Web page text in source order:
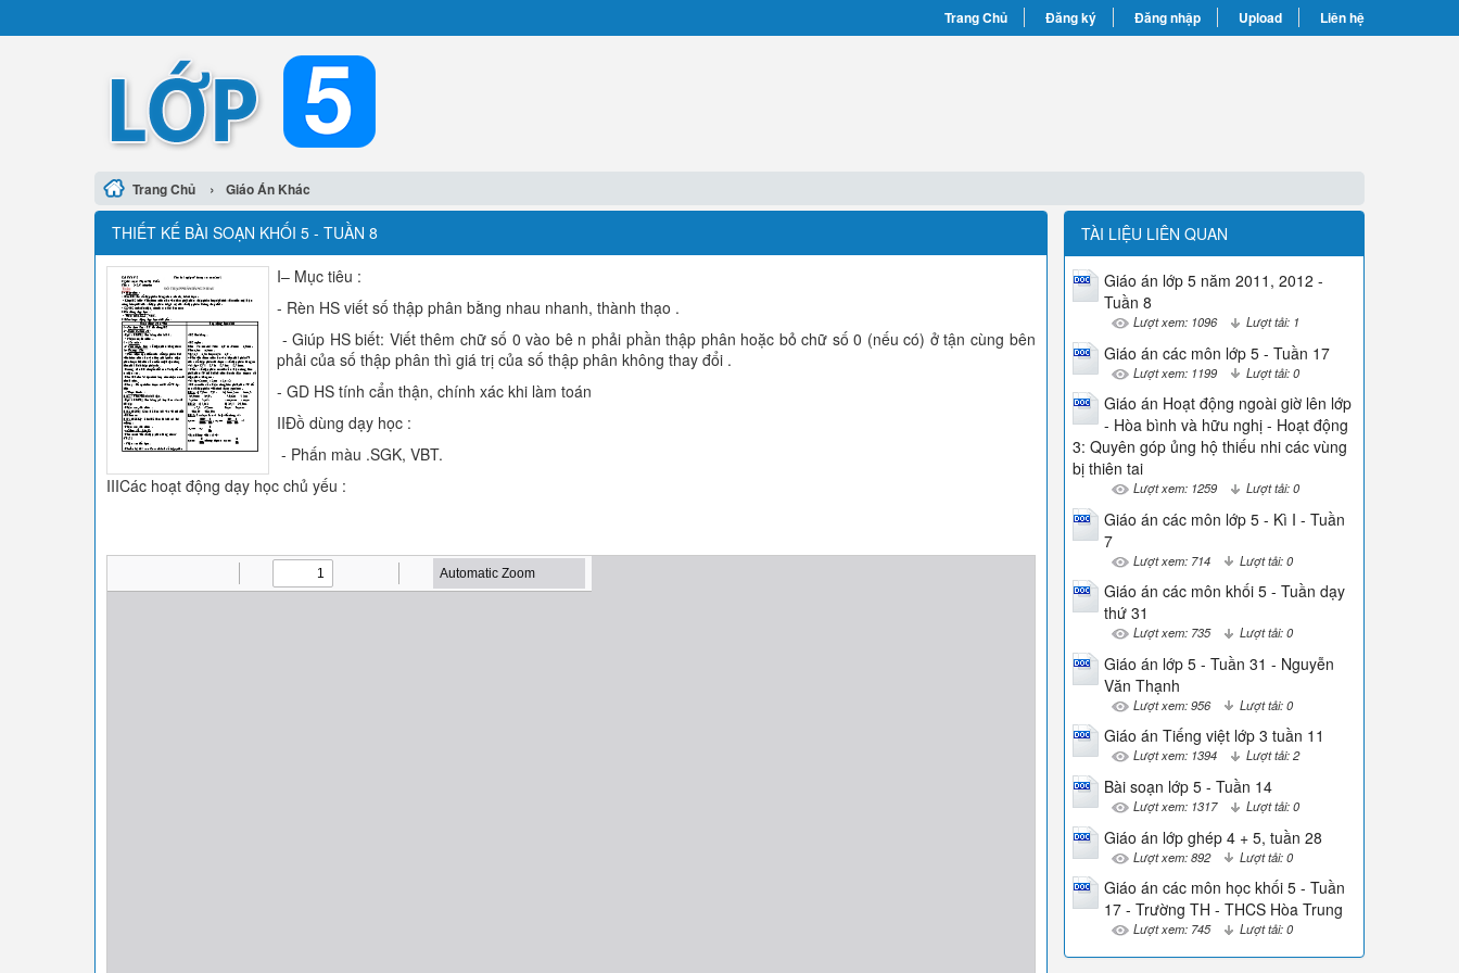
Trang Chủ Đăng ký Đăng nhập Upload Liên hệ
Trang Chủ › Giáo Án Khác
THIẾT KẾ BÀI SOẠN KHỐI 5 - TUẦN 8
I– Mục tiêu :
- Rèn HS viết số thập phân bằng nhau nhanh, thành thạo .
- Giúp HS biết: Viết thêm chữ số 0 vào bê n phải phần thập phân hoặc bỏ chữ số 0 (nếu có) ở tận cùng bên
phải của số thập phân thì giá trị của số thập phân không thay đổi .
- GD HS tính cẩn thận, chính xác khi làm toán
IIĐồ dùng dạy học :
- Phấn màu .SGK, VBT.
IIICác hoạt động dạy học chủ yếu :
TÀI LIỆU LIÊN QUAN
Giáo án lớp 5 năm 2011, 2012 -
Tuần 8
Lượt xem: 1096 Lượt tải: 1
Giáo án các môn lớp 5 - Tuần 17
Lượt xem: 1199 Lượt tải: 0
Giáo án Hoạt động ngoài giờ lên lớp
- Hòa bình và hữu nghị - Hoạt động
3: Quyên góp ủng hộ thiếu nhi các vùng
bị thiên tai
Lượt xem: 1259 Lượt tải: 0
Giáo án các môn lớp 5 - Kì I - Tuần
7
Lượt xem: 714 Lượt tải: 0
Giáo án các môn khối 5 - Tuần dạy
thứ 31
Lượt xem: 735 Lượt tải: 0
Giáo án lớp 5 - Tuần 31 - Nguyễn
Văn Thạnh
Lượt xem: 956 Lượt tải: 0
Giáo án Tiếng việt lớp 3 tuần 11
Lượt xem: 1394 Lượt tải: 2
Bài soạn lớp 5 - Tuần 14
Lượt xem: 1317 Lượt tải: 0
Giáo án lớp ghép 4 + 5, tuần 28
Lượt xem: 892 Lượt tải: 0
Giáo án các môn học khối 5 - Tuần
17 - Trường TH - THCS Hòa Trung
Lượt xem: 745 Lượt tải: 0